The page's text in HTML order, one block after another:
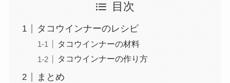
目次
タコウインナーのレシピ
タコウインナーの材料
タコウインナーの作り方
まとめ